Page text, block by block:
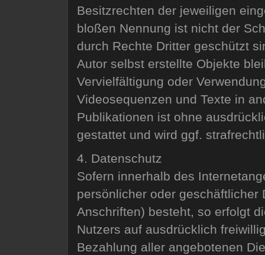
Besitzrechten der jeweiligen
bloßen Nennung ist nicht der
durch Rechte Dritter geschützt
Autor selbst erstellte Objekte
Vervielfältigung oder
Videosequenzen und Texte in
Publikationen ist ohne
gestattet und wird ggf.
4. Datenschutz
Sofern innerhalb des
persönlicher oder geschäftlicher
Anschriften) besteht, so erfolgt
Nutzers auf ausdrücklich
Bezahlung aller angebotenen